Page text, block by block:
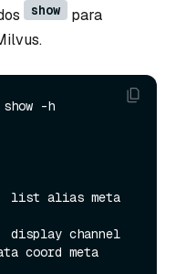
show
para
-h
coord meta